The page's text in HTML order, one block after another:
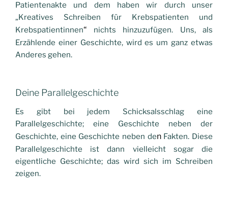
Patientenakte und dem haben wir durch unser
„Kreatives Schreiben für Krebspatienten und
Krebspatientinnen“ nichts hinzuzufügen. Uns, als
Erzählende einer Geschichte, wird es um ganz etwas
Anderes gehen.
Deine Parallelgeschichte
Es gibt bei jedem Schicksalsschlag eine
Parallelgeschichte; eine Geschichte neben der
Geschichte, eine Geschichte neben den Fakten. Diese
Parallelgeschichte ist dann vielleicht sogar die
eigentliche Geschichte; das wird sich im Schreiben
zeigen.